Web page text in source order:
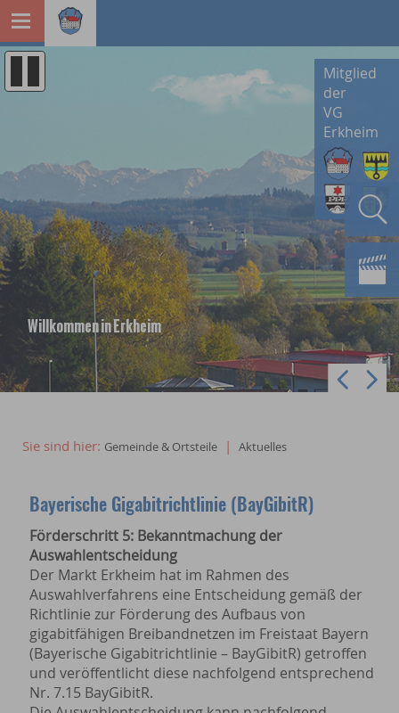
Mitglied
der
VG
Erkheim
Willkommen in Erkheim
Sie sind hier: Gemeinde & Ortsteile |Aktuelles
Bayerische Gigabitrichtlinie (BayGibitR)
Förderschritt 5: Bekanntmachung der
Auswahlentscheidung
Der Markt Erkheim hat im Rahmen des
Auswahlverfahrens eine Entscheidung gemäß der
Richtlinie zur Förderung des Aufbaus von
gigabitfähigen Breibandnetzen im Freistaat Bayern
(Bayerische Gigabitrichtlinie – BayGibitR) getroffen
und veröffentlicht diese nachfolgend entsprechend
Nr. 7.15 BayGibitR.